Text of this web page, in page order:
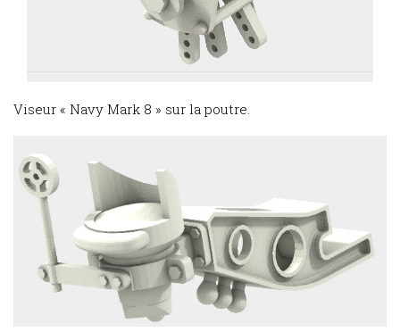
Viseur « Navy Mark 8 » sur la poutre.